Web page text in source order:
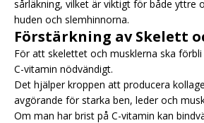
sårläkning, vilket är viktigt för både yttre
huden och slemhinnorna.
Förstärkning av Skelett
För att skelettet och musklerna ska
C-vitamin nödvändigt.
Det hjälper kroppen att producera
avgörande för starka ben, leder och
Om man har brist på C-vitamin kan